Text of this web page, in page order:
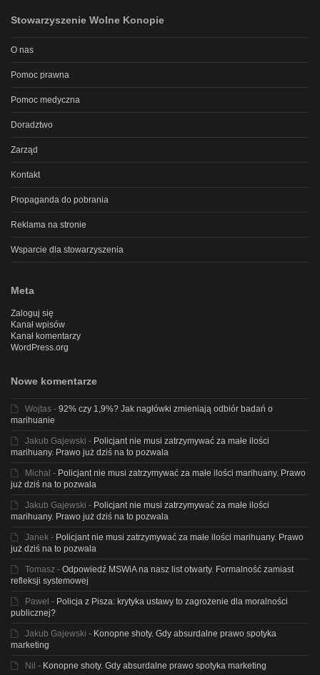
Stowarzyszenie Wolne Konopie
O nas
Pomoc prawna
Pomoc medyczna
Doradztwo
Zarząd
Kontakt
Propaganda do pobrania
Reklama na stronie
Wsparcie dla stowarzyszenia
Meta
Zaloguj się
Kanał wpisów
Kanał komentarzy
WordPress.org
Nowe komentarze
Wojtas - 92% czy 1,9%? Jak nagłówki zmieniają odbiór badań o
marihuanie
Jakub Gajewski - Policjant nie musi zatrzymywać za małe ilości
marihuany. Prawo już dziś na to pozwala
Michal - Policjant nie musi zatrzymywać za małe ilości marihuany. Prawo
już dziś na to pozwala
Jakub Gajewski - Policjant nie musi zatrzymywać za małe ilości
marihuany. Prawo już dziś na to pozwala
Janek - Policjant nie musi zatrzymywać za małe ilości marihuany. Prawo
już dziś na to pozwala
Tomasz - Odpowiedź MSWiA na nasz list otwarty. Formalność zamiast
refleksji systemowej
Pawel - Policja z Pisza: krytyka ustawy to zagrożenie dla moralności
publicznej?
Jakub Gajewski - Konopne shoty. Gdy absurdalne prawo spotyka
marketing
Nil - Konopne shoty. Gdy absurdalne prawo spotyka marketing